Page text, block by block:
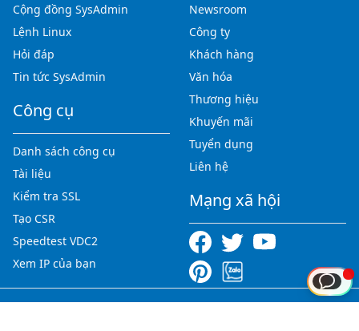
Cộng đồng SysAdmin
Lệnh Linux
Hỏi đáp
Tin tức SysAdmin
Công cụ
Danh sách công cụ
Tài liệu
Kiểm tra SSL
Tạo CSR
Speedtest VDC2
Xem IP của bạn
Newsroom
Công ty
Khách hàng
Văn hóa
Thương hiệu
Khuyến mãi
Tuyển dụng
Liên hệ
Mạng xã hội